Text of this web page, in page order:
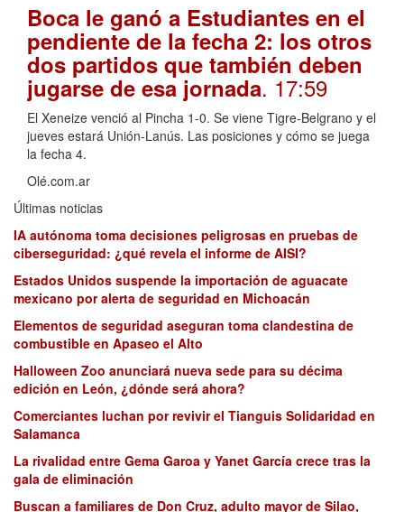
Boca le ganó a Estudiantes en el
pendiente de la fecha 2: los otros
dos partidos que también deben
jugarse de esa jornada. 17:59
El Xeneize venció al Pincha 1-0. Se viene Tigre-Belgrano y el
jueves estará Unión-Lanús. Las posiciones y cómo se juega
la fecha 4.
Olé.com.ar
Últimas noticias
IA autónoma toma decisiones peligrosas en pruebas de
ciberseguridad: ¿qué revela el informe de AISI?
Estados Unidos suspende la importación de aguacate
mexicano por alerta de seguridad en Michoacán
Elementos de seguridad aseguran toma clandestina de
combustible en Apaseo el Alto
Halloween Zoo anunciará nueva sede para su décima
edición en León, ¿dónde será ahora?
Comerciantes luchan por revivir el Tianguis Solidaridad en
Salamanca
La rivalidad entre Gema Garoa y Yanet García crece tras la
gala de eliminación
Buscan a familiares de Don Cruz, adulto mayor de Silao,